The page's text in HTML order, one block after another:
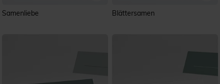
Samenliebe Blättersamen